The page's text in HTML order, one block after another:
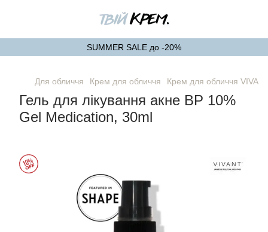
SUMMER SALE до -20%
Для обличчя Крем для обличчя Крем для обличчя
Гель для лікування акне BP 10%
Gel Medication, 30ml